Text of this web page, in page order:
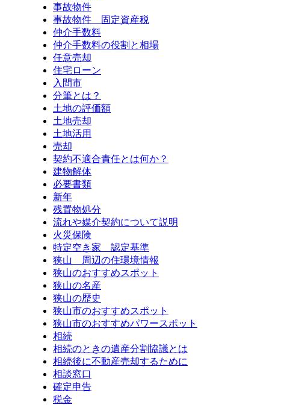
事故物件
事故物件 固定資産税
仲介手数料
仲介手数料の役割と相場
任意売却
住宅ローン
入間市
分筆とは？
土地の評価額
土地売却
土地活用
売却
契約不適合責任とは何か？
建物解体
必要書類
新年
残置物処分
流れや媒介契約について説明
火災保険
特定空き家 認定基準
狭山 周辺の住環境情報
狭山のおすすめスポット
狭山の名産
狭山の歴史
狭山市のおすすめスポット
狭山市のおすすめパワースポット
相続
相続のときの遺産分割協議とは
相続後に不動産売却するために
相談窓口
確定申告
税金